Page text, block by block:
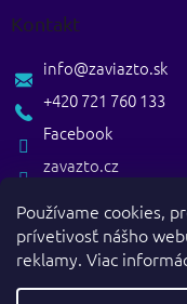
Používame cookies,
prívetivosť nášho
reklamy. Viac
Kontakt
zavazto.cz
info@zaviazto.sk
+420 721 760 133
Facebook